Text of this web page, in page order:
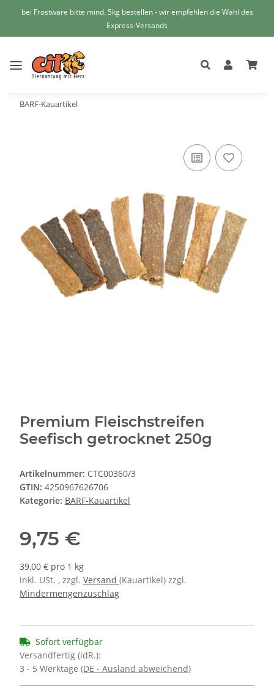
bei Frostware bitte mind. 5kg bestellen - wir empfehlen die Wahl des
Express-Versands
BARF-Kauartikel
Premium Fleischstreifen
Seefisch getrocknet 250g
Artikelnummer: CTC00360/3
GTIN: 4250967626706
Kategorie: BARF-Kauartikel
9,75 €
39,00 € pro 1 kg
inkl. USt. , zzgl. Versand (Kauartikel) zzgl.
Mindermengenzuschlag
Sofort verfügbar
Versandfertig (idR.):
3 - 5 Werktage (DE - Ausland abweichend)